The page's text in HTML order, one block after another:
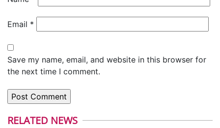
Email *
Save my name, email, and website in this browser for
the next time I comment.
RELATED NEWS